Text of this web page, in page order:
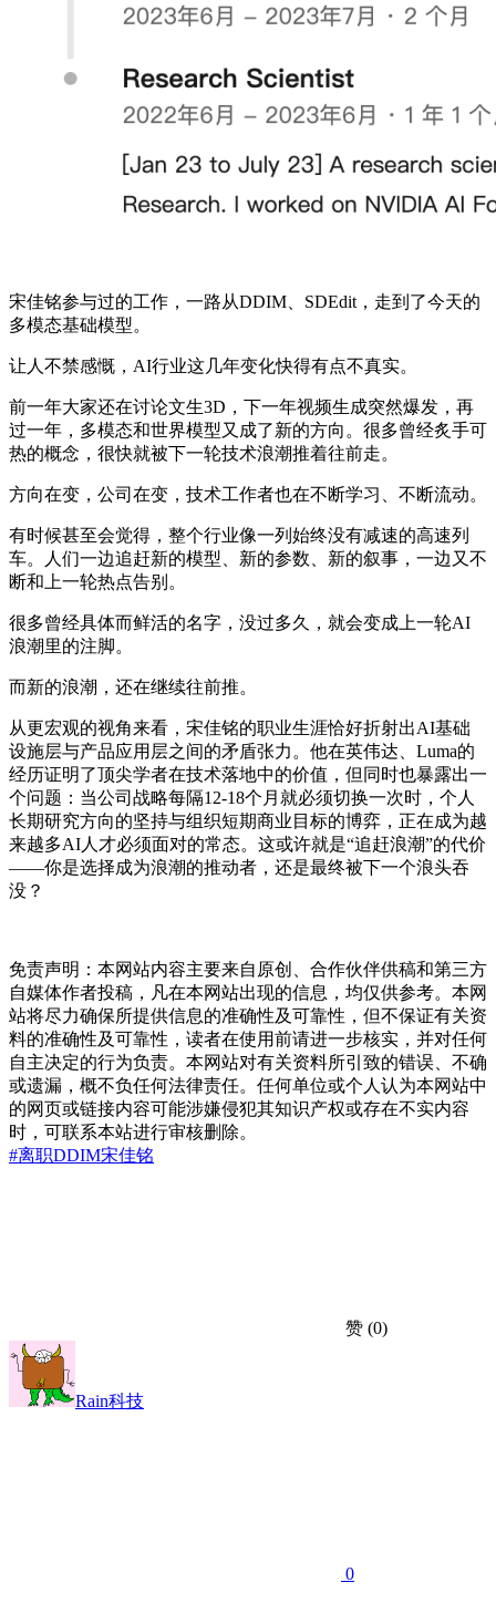
宋佳铭参与过的工作，一路从DDIM、SDEdit，走到了今天的
多模态基础模型。
让人不禁感慨，AI行业这几年变化快得有点不真实。
前一年大家还在讨论文生3D，下一年视频生成突然爆发，再
过一年，多模态和世界模型又成了新的方向。很多曾经炙手可
热的概念，很快就被下一轮技术浪潮推着往前走。
方向在变，公司在变，技术工作者也在不断学习、不断流动。
有时候甚至会觉得，整个行业像一列始终没有减速的高速列
车。人们一边追赶新的模型、新的参数、新的叙事，一边又不
断和上一轮热点告别。
很多曾经具体而鲜活的名字，没过多久，就会变成上一轮AI
浪潮里的注脚。
而新的浪潮，还在继续往前推。
从更宏观的视角来看，宋佳铭的职业生涯恰好折射出AI基础
设施层与产品应用层之间的矛盾张力。他在英伟达、Luma的
经历证明了顶尖学者在技术落地中的价值，但同时也暴露出一
个问题：当公司战略每隔12-18个月就必须切换一次时，个人
长期研究方向的坚持与组织短期商业目标的博弈，正在成为越
来越多AI人才必须面对的常态。这或许就是“追赶浪潮”的代价
——你是选择成为浪潮的推动者，还是最终被下一个浪头吞
没？
免责声明：本网站内容主要来自原创、合作伙伴供稿和第三方
自媒体作者投稿，凡在本网站出现的信息，均仅供参考。本网
站将尽力确保所提供信息的准确性及可靠性，但不保证有关资
料的准确性及可靠性，读者在使用前请进一步核实，并对任何
自主决定的行为负责。本网站对有关资料所引致的错误、不确
或遗漏，概不负任何法律责任。任何单位或个人认为本网站中
的网页或链接内容可能涉嫌侵犯其知识产权或存在不实内容
时，可联系本站进行审核删除。
#离职DDIM宋佳铭
赞 (0)
Rain科技
0